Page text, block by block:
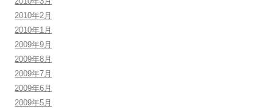
2010年2月
2010年1月
2009年9月
2009年8月
2009年7月
2009年6月
2009年5月